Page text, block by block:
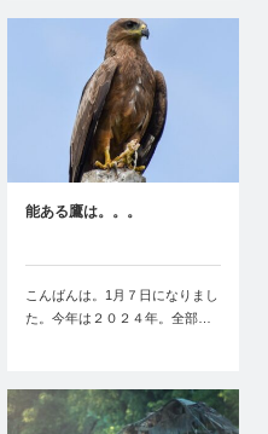
能ある鷹は。。。
こんばんは。1月７日になりまし
た。今年は２０２４年。全部…